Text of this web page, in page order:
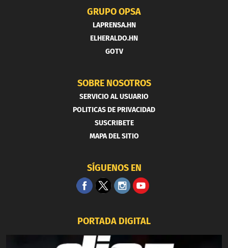
GRUPO OPSA
LAPRENSA.HN
ELHERALDO.HN
GOTV
SOBRE NOSOTROS
SERVICIO AL USUARIO
POLITICAS DE PRIVACIDAD
SUSCRIBETE
MAPA DEL SITIO
SÍGUENOS EN
PORTADA DIGITAL